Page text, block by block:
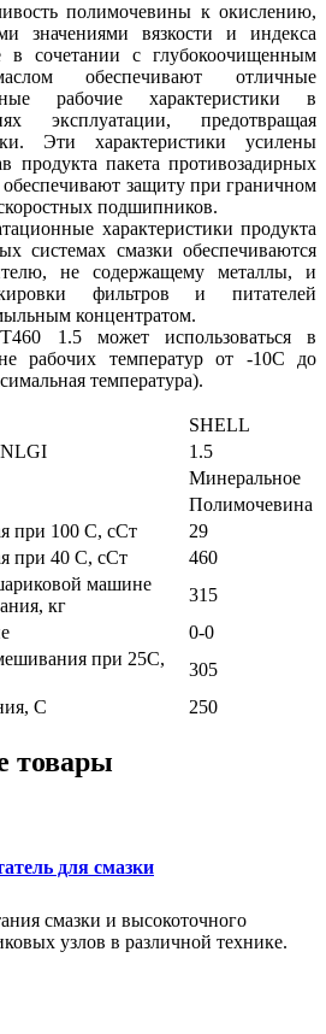
полимочевины к окислению,
значениями вязкости и индекса
в сочетании с глубокоочищенным
обеспечивают отличные
рабочие характеристики в
эксплуатации, предотвращая
Эти характеристики усилены
продукта пакета противозадирных
защиту при граничном
подшипников.
характеристики продукта
системах смазки обеспечиваются
не содержащему металлы, и
фильтров и питателей
концентратом.
1.5 может использоваться в
рабочих температур от -10С до
температура).
SHELL
NLGI
1.5
Минеральное
Полимочевина
при 100 С, сСт
29
при 40 С, сСт
460
машине
кг
315
0-0
при 25С,
305
С
250
товары
для смазки
смазки и высокоточного
узлов в различной технике.